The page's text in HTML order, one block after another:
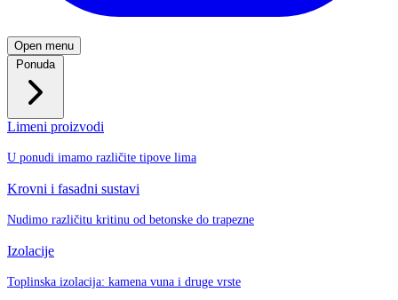
Open menu
Limeni proizvodi
U ponudi imamo različite tipove lima
Krovni i fasadni sustavi
Nudimo različitu kritinu od betonske do trapezne
Izolacije
Toplinska izolacija: kamena vuna i druge vrste